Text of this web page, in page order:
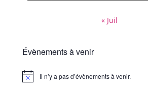
« Juil
Évènements à venir
Notice Il n’y a pas d’évènements à venir.